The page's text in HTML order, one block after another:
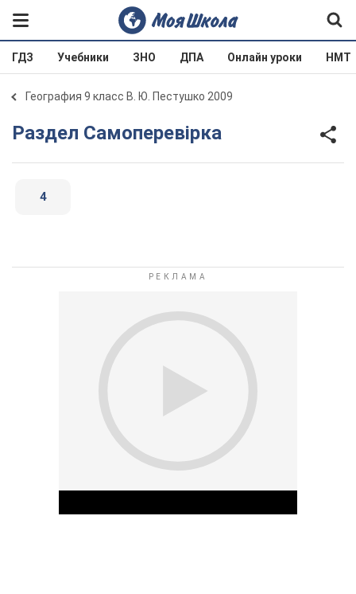
ГДЗ Учебники ЗНО ДПА Онлайн уроки НМТ
География 9 класс В. Ю. Пестушко 2009
Раздел Самоперевірка
4